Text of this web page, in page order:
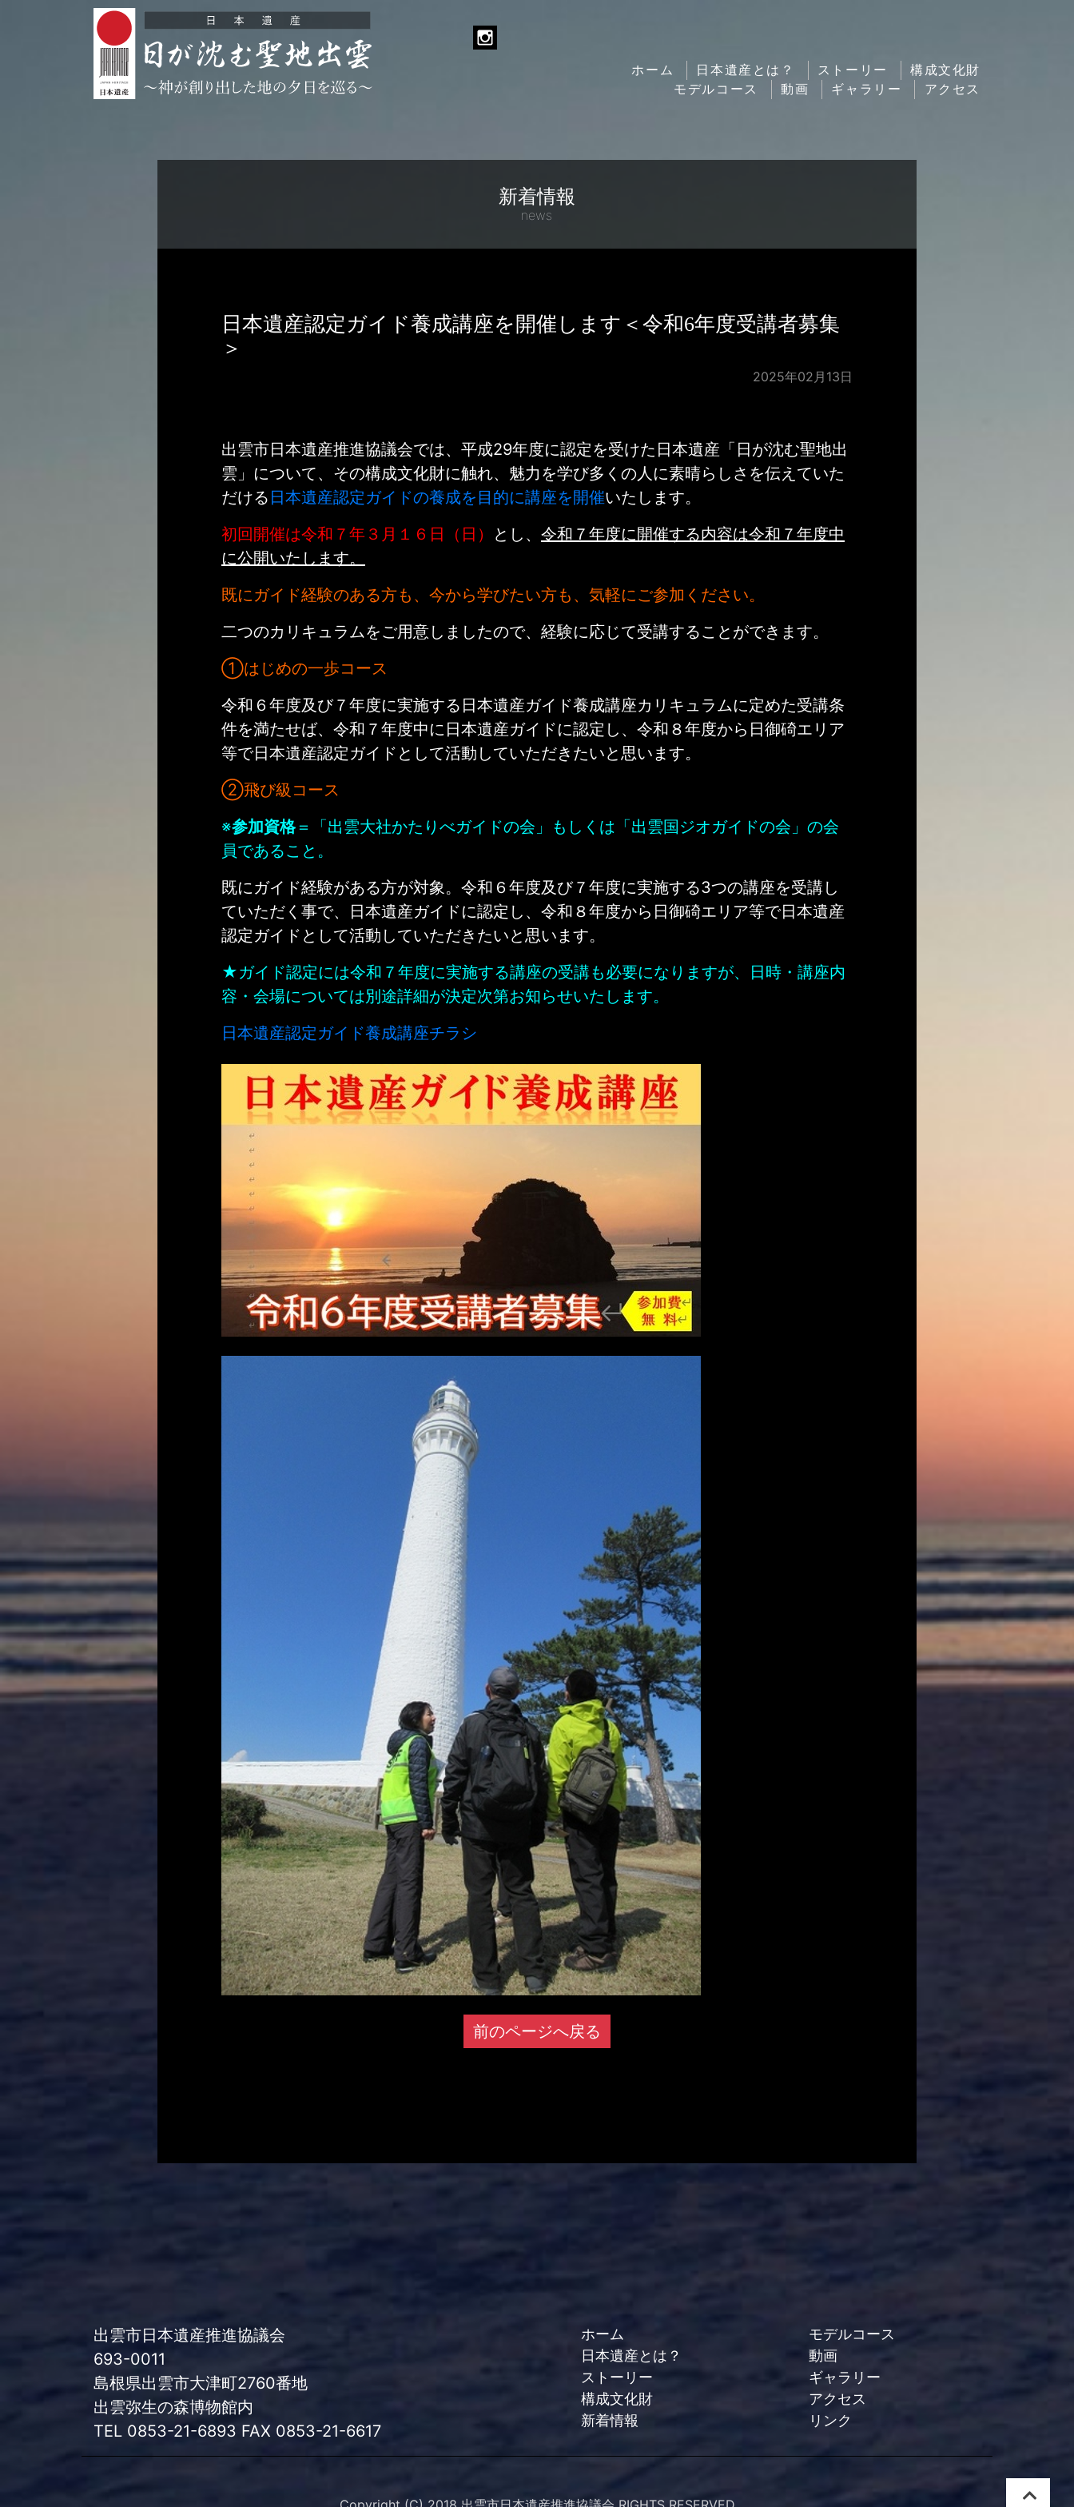
ホーム 日本遺産とは？ ストーリー
構成文化財
モデルコース
動画 ギャラリー アクセス
新着情報
news
日本遺産認定ガイド養成講座を開催します＜令和6年度受講者募集
＞
2025年02月13日
出雲市日本遺産推進協議会では、平成29年度に認定を受けた日本遺産「日が沈む聖地出
雲」について、その構成文化財に触れ、魅力を学び多くの人に素晴らしさを伝えていた
だける 日本遺産認定ガイドの養成を目的に講座を開催いたします。
初回開催は令和７年３月１６日（日）
とし、 令和７年度に開催する内容は令和７年度中
に公開いたします。
既にガイド経験のある方も、今から学びたい方も、気軽にご参加ください。
二つのカリキュラムをご用意しましたので、経験に応じて受講することができます。
①はじめの一歩コース
令和６年度及び７年度に実施する日本遺産ガイド養成講座カリキュラムに定めた受講条
件を満たせば、令和７年度中に日本遺産ガイドに認定し、令和８年度から日御碕エリア
等で日本遺産認定ガイドとして活動していただきたいと思います。
②飛び級コース
※参加資格＝「出雲大社かたりべガイドの会」もしくは「出雲国ジオガイドの会」の会
員であること。
既にガイド経験がある方が対象。令和６年度及び７年度に実施する3つの講座を受講し
ていただく事で、日本遺産ガイドに認定し、令和８年度から日御碕エリア等で日本遺産
認定ガイドとして活動していただきたいと思います。
★ガイド認定には令和７年度に実施する講座の受講も必要になりますが、日時・講座内
容・会場については別途詳細が決定次第お知らせいたします。
日本遺産認定ガイド養成講座チラシ
前のページへ戻る
出雲市日本遺産推進協議会
693-0011
島根県出雲市大津町2760番地
出雲弥生の森博物館内
TEL 0853-21-6893 FAX 0853-21-6617
ホーム
日本遺産とは？
ストーリー
構成文化財
新着情報
モデルコース
動画
ギャラリー
アクセス
リンク